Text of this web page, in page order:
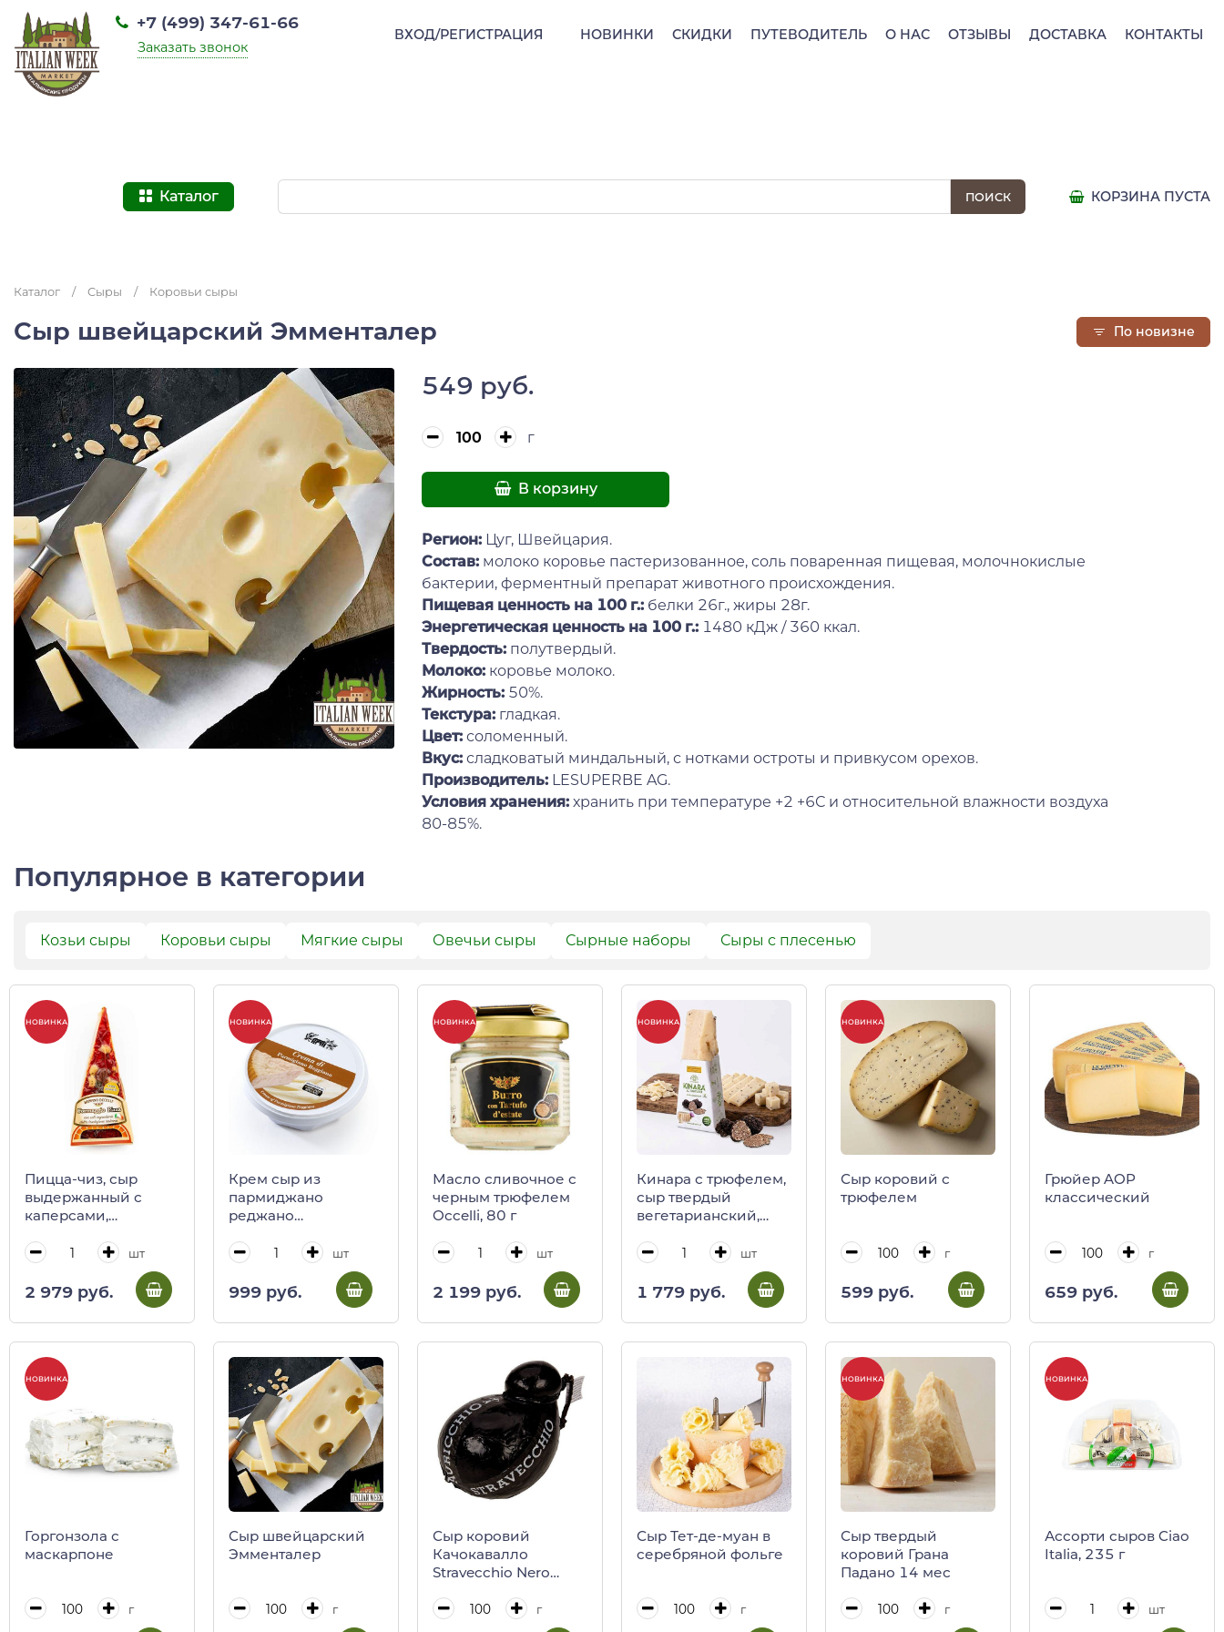
НОВИНКИ СКИДКИ ПУТЕВОДИТЕЛЬ О НАС ОТЗЫВЫ ДОСТАВКА КОНТАКТЫ
+7 (499) 347-61-66
Заказать звонок
ВХОД/РЕГИСТРАЦИЯ
Каталог КОРЗИНА ПУСТА
Каталог / Сыры / Коровьи сыры
Сыр швейцарский Эмменталер
549 руб.
г
В корзину
Регион: Цуг, Швейцария.
Состав: молоко коровье пастеризованное, соль поваренная пищевая, молочнокислые
бактерии, ферментный препарат животного происхождения.
Пищевая ценность на 100 г.: белки 26г., жиры 28г.
Энергетическая ценность на 100 г.: 1480 кДж / 360 ккал.
Твердость: полутвердый.
Молоко: коровье молоко.
Жирность: 50%.
Текстура: гладкая.
Цвет: соломенный.
Вкус: сладковатый миндальный, с нотками остроты и привкусом орехов.
Производитель: LESUPERBE AG.
Условия хранения: хранить при температуре +2 +6С и относительной влажности воздуха
80-85%.
Популярное в категории
По новизне
Козьи сыры Коровьи сыры Мягкие сыры Овечьи сыры Сырные наборы Сыры с плесенью
НОВИНКА
Пицца-чиз, сыр
выдержанный с
каперсами,
томатами Оччелли,
шт
2 979 руб.
НОВИНКА
Крем сыр из
пармиджано
реджано
шт
999 руб.
НОВИНКА
Масло сливочное с
черным трюфелем
Occelli, 80 г
шт
2 199 руб.
НОВИНКА
Кинара с трюфелем,
сыр твердый
вегетарианский,
шт
1 779 руб.
НОВИНКА
Сыр коровий с
трюфелем
г
599 руб.
Грюйер AOP
классический
г
659 руб.
НОВИНКА
Горгонзола с
маскарпоне
г
Сыр швейцарский
Эмменталер
г
Сыр коровий
Качокавалло
Stravecchio Nero
г
Сыр Тет-де-муан в
серебряной фольге
г
НОВИНКА
Сыр твердый
коровий Грана
Падано 14 мес
г
НОВИНКА
Ассорти сыров Ciao
Italia, 235 г
шт